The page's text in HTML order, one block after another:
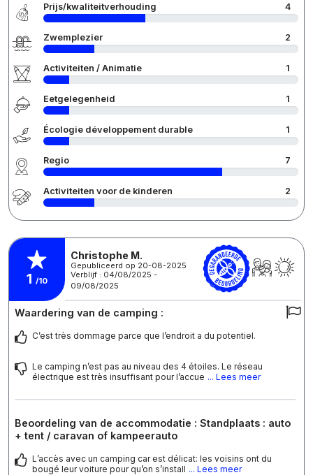
Prijs/kwaliteitverhouding 4
Zwemplezier 2
Activiteiten / Animatie 1
Eetgelegenheid 1
Écologie développement durable 1
Regio 7
Activiteiten voor de kinderen 2
1 /10
Christophe M.
Gepubliceerd op 20-08-2025
Verblijf : 04/08/2025 -
09/08/2025
Waardering van de camping :
C’est très dommage parce que l’endroit a du potentiel.
Le camping n’est pas au niveau des 4 étoiles. Le réseau
électrique est très insuffisant pour l’accue ... Lees meer
Beoordeling van de accommodatie : Standplaats : auto
+ tent / caravan of kampeerauto
L’accès avec un camping car est délicat: les voisins ont du
bougé leur voiture pour qu’on s’install ... Lees meer